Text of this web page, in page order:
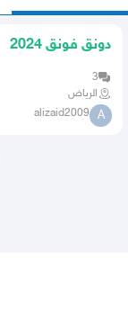
دونق فونق 2024
3
الرياض
A
alizaid2009